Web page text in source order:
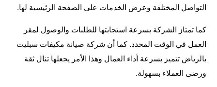
التواصل المختلفة وعرض الخدمات على الصفحة الرئيسية لها.
كما تمتاز الشركة بسرعة استجابتها للطلبات والوصول لمقر
العمل في الوقت المحدد. كما أن شركة صيانة مكيفات سبليت
بالرياض تتميز بسرعة أداء العمال وهذا الأمر يجعلها تنال ثقة
ورضى العملاء بسهولة.